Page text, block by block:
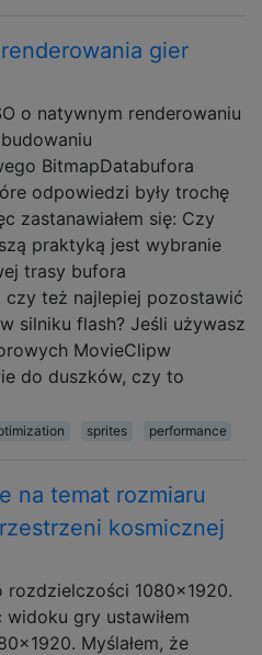
gier
o natywnym renderowaniu
BitmapDatabufora
odpowiedzi były trochę
zastanawiałem się: Czy
praktyką jest wybranie
trasy bufora
czy też najlepiej pozostawić
silniku flash? Jeśli używasz
MovieClipw
do duszków, czy to
sprites performance
na temat rozmiaru
kosmicznej
rozdzielczości 1080x1920.
gry ustawiłem
Myślałem, że